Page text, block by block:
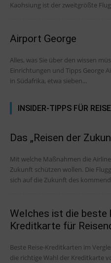
Kaohsiung ist der zweitgrößte
Airport George
Alles, was Sie über den wissen müssen: Abflug- und Ankunftszeiten,
Einrichtungen und Tipps George Airport liegt in der Provinz Westkap
in Südafrika, etwa sieben...
INSIDER-TIPPS FÜR
Das „Reisen der
Mit welche Maßnahmen die
Zukunft schützen wollen. Die Fluggesellschaften weltweit bereiten
sich auf die Zukunft des
Welches ist die beste
Kreditkarte für
Beste Reise-Kreditkarten im
die richtige Wahl der Kreditkarte